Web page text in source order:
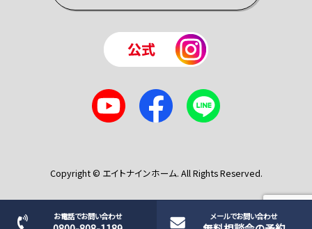
Copyright © エイトナインホーム. All Rights Reserved.
お電話でお問い合わせ メールでお問い合わせ